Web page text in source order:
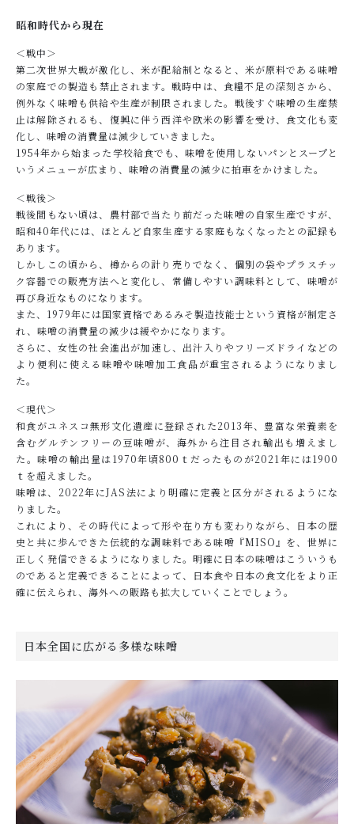
昭和時代から現在
＜戦中＞
第二次世界大戦が激化し、米が配給制となると、米が原料である味噌
の家庭での製造も禁止されます。戦時中は、食糧不足の深刻さから、
例外なく味噌も供給や生産が制限されました。戦後すぐ味噌の生産禁
止は解除されるも、復興に伴う西洋や欧米の影響を受け、食文化も変
化し、味噌の消費量は減少していきました。
1954年から始まった学校給食でも、味噌を使用しないパンとスープと
いうメニューが広まり、味噌の消費量の減少に拍車をかけました。
＜戦後＞
戦後間もない頃は、農村部で当たり前だった味噌の自家生産ですが、
昭和40年代には、ほとんど自家生産する家庭もなくなったとの記録も
あります。
しかしこの頃から、樽からの計り売りでなく、個別の袋やプラスチッ
ク容器での販売方法へと変化し、常備しやすい調味料として、味噌が
再び身近なものになります。
また、1979年には国家資格であるみそ製造技能士という資格が制定さ
れ、味噌の消費量の減少は緩やかになります。
さらに、女性の社会進出が加速し、出汁入りやフリーズドライなどの
より便利に使える味噌や味噌加工食品が重宝されるようになりまし
た。
＜現代＞
和食がユネスコ無形文化遺産に登録された2013年、豊富な栄養素を
含むグルテンフリーの豆味噌が、海外から注目され輸出も増えまし
た。味噌の輸出量は1970年頃800ｔだったものが2021年には1900
ｔを超えました。
味噌は、2022年にJAS法により明確に定義と区分がされるようにな
りました。
これにより、その時代によって形や在り方も変わりながら、日本の歴
史と共に歩んできた伝統的な調味料である味噌『MISO』を、世界に
正しく発信できるようになりました。明確に日本の味噌はこういうも
のであると定義できることによって、日本食や日本の食文化をより正
確に伝えられ、海外への販路も拡大していくことでしょう。
日本全国に広がる多様な味噌